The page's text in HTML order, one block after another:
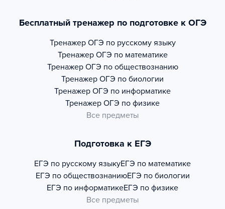
Бесплатный тренажер по подготовке к ОГЭ
Тренажер ОГЭ по русскому языку
Тренажер ОГЭ по математике
Тренажер ОГЭ по обществознанию
Тренажер ОГЭ по биологии
Тренажер ОГЭ по информатике
Тренажер ОГЭ по физике
Все предметы
Подготовка к ЕГЭ
ЕГЭ по русскому языкуЕГЭ по математике
ЕГЭ по обществознаниюЕГЭ по биологии
ЕГЭ по информатикеЕГЭ по физике
Все предметы